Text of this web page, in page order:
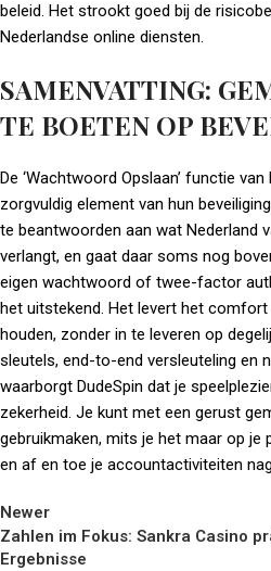
beleid. Het strookt goed bij de
Nederlandse online diensten.
SAMENVATTING:
TE BOETEN OP
De ‘Wachtwoord Opslaan’ functie
zorgvuldig element van hun
te beantwoorden aan wat Nederland
verlangt, en gaat daar soms nog
eigen wachtwoord of twee-factor
het uitstekend. Het levert het comfort
houden, zonder in te leveren op
sleutels, end-to-end versleuteling en
waarborgt DudeSpin dat je
zekerheid. Je kunt met een gerust
gebruikmaken, mits je het maar op je
en af en toe je accountactiviteiten
Newer
Zahlen im Fokus: Sankra Casino
Ergebnisse